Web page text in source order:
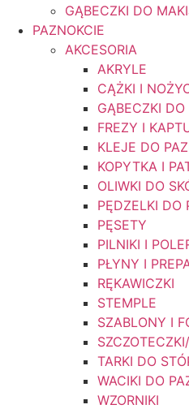
GĄBECZKI DO
PAZNOKCIE
AKCESORIA
AKRYLE
CĄŻKI I
GĄBECZKI DO
FREZY I
KLEJE DO
KOPYTKA I
OLIWKI DO
PĘDZELKI DO
PĘSETY
PILNIKI I
PŁYNY I
RĘKAWICZKI
STEMPLE
SZABLONY I
TARKI DO
WACIKI DO
WZORNIKI